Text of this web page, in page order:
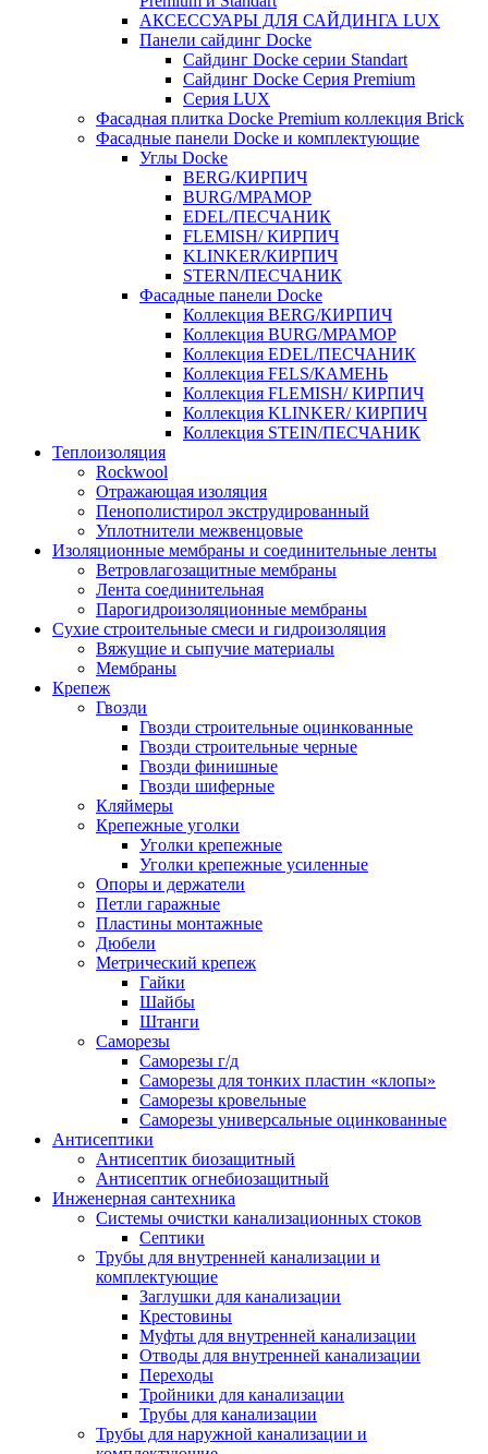
АКСЕССУАРЫ ДЛЯ САЙДИНГА LUX
Панели сайдинг Docke
Cайдинг Docke серии Standart
Сайдинг Docke Серия Premium
Серия LUX
Фасадная плитка Docke Premium коллекция Brick
Фасадные панели Docke и комплектующие
Углы Docke
BERG/КИРПИЧ
BURG/МРАМОР
EDEL/ПЕСЧАНИК
FLEMISH/ КИРПИЧ
KLINKER/КИРПИЧ
STERN/ПЕСЧАНИК
Фасадные панели Docke
Коллекция BERG/КИРПИЧ
Коллекция BURG/МРАМОР
Коллекция EDEL/ПЕСЧАНИК
Коллекция FELS/КАМЕНЬ
Коллекция FLEMISH/ КИРПИЧ
Коллекция KLINKER/ КИРПИЧ
Коллекция STEIN/ПЕСЧАНИК
Теплоизоляция
Rockwool
Отражающая изоляция
Пенополистирол экструдированный
Уплотнители межвенцовые
Изоляционные мембраны и соединительные ленты
Ветровлагозащитные мембраны
Лента соединительная
Парогидроизоляционные мембраны
Сухие строительные смеси и гидроизоляция
Вяжущие и сыпучие материалы
Мембраны
Крепеж
Гвозди
Гвозди строительные оцинкованные
Гвозди строительные черные
Гвозди финишные
Гвозди шиферные
Кляймеры
Крепежные уголки
Уголки крепежные
Уголки крепежные усиленные
Опоры и держатели
Петли гаражные
Пластины монтажные
Дюбели
Метрический крепеж
Гайки
Шайбы
Штанги
Саморезы
Саморезы г/д
Саморезы для тонких пластин «клопы»
Саморезы кровельные
Саморезы универсальные оцинкованные
Антисептики
Антисептик биозащитный
Антисептик огнебиозащитный
Инженерная сантехника
Системы очистки канализационных стоков
Септики
Трубы для внутренней канализации и
комплектующие
Заглушки для канализации
Крестовины
Муфты для внутренней канализации
Отводы для внутренней канализации
Переходы
Тройники для канализации
Трубы для канализации
Трубы для наружной канализации и